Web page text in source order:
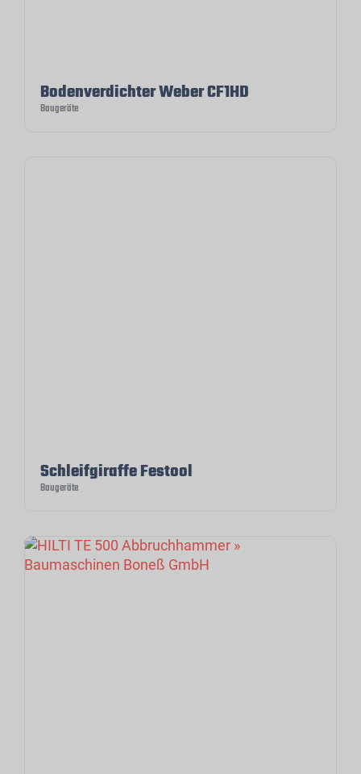
Bodenverdichter Weber CF1HD
Baugeräte
Schleifgiraffe Festool
Baugeräte